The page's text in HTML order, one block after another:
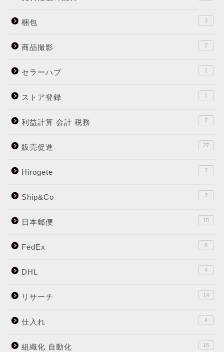
梱包 3
商品撮影 7
セラーハブ 1
ストア登録 1
利益計算 会計 税務 7
販売促進 27
Hirogete 2
Ship&Co 2
日本郵便 10
FedEx 8
DHL 4
リサーチ 14
仕入れ 4
組織化 自動化 15